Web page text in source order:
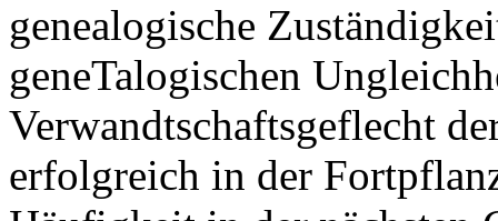
genealogische
geneTalogischen
Verwandtschaftsgeflecht
erfolgreich in der